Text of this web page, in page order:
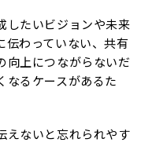
したいビジョンや未来
伝わっていない、共有
向上につながらないだ
なるケースがあるた
えないと忘れられやす